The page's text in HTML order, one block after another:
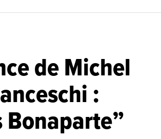
de Michel
:
Bonaparte”